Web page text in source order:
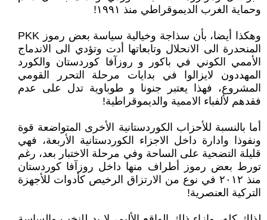
وحماية الغرب الديموقراطي منذ ١٩٩١!
وهكذا أيضا، بأن سذاجة وخيالية سياسة بعض رموز PKK
المنحدرة الى الانحلال وتابعاتها أدت وتؤدي الى الاندماج
الأممي الكوني في باكور و روزآفا كوردستان والكورد
المهددون لايزالوا في بدايات مرحلة التحرر القومي
المشروع، فهذا يعتبر جنونا و طوباوية تدل على عدم
فقدهم لألفباء الاممية والديموقراطية!
أما بالنسبة للأحزاب الكوردستانية الأخرى المتواضعة قوة
ونفوذا وادارة داخل الاجزاء الكوردستانية الأربعة، فهي
قليلة التضحية على الساحة وفي مرحلة الاختبار بعد، رغم
تورط بعض رموز أطراف منها داخل روزآفا كوردستان
منذ ٢٠١٢ في نوع من الارتزاق الرخيص كأدوات للأجهزة
التركية العنصرية!